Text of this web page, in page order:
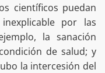
científicos puedan
por las
la sanación
de salud; y
la intercesión del